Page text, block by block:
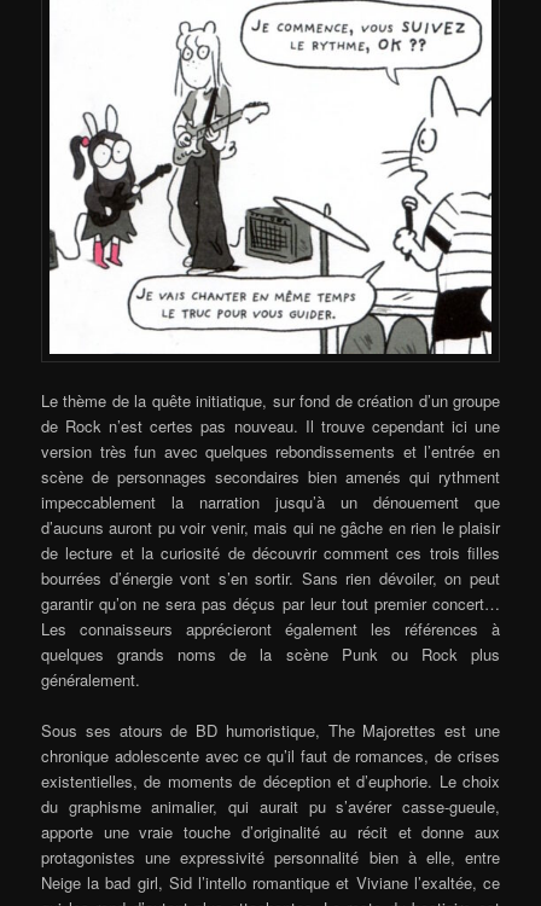
Le thème de la quête initiatique, sur fond de création d’un groupe
de Rock n’est certes pas nouveau. Il trouve cependant ici une
version très fun avec quelques rebondissements et l’entrée en
scène de personnages secondaires bien amenés qui rythment
impeccablement la narration jusqu’à un dénouement que
d’aucuns auront pu voir venir, mais qui ne gâche en rien le plaisir
de lecture et la curiosité de découvrir comment ces trois filles
bourrées d’énergie vont s’en sortir. Sans rien dévoiler, on peut
garantir qu’on ne sera pas déçus par leur tout premier concert…
Les connaisseurs apprécieront également les références à
quelques grands noms de la scène Punk ou Rock plus
généralement.
Sous ses atours de BD humoristique, The Majorettes est une
chronique adolescente avec ce qu’il faut de romances, de crises
existentielles, de moments de déception et d’euphorie. Le choix
du graphisme animalier, qui aurait pu s’avérer casse-gueule,
apporte une vraie touche d’originalité au récit et donne aux
protagonistes une expressivité personnalité bien à elle, entre
Neige la bad girl, Sid l’intello romantique et Viviane l’exaltée, ce